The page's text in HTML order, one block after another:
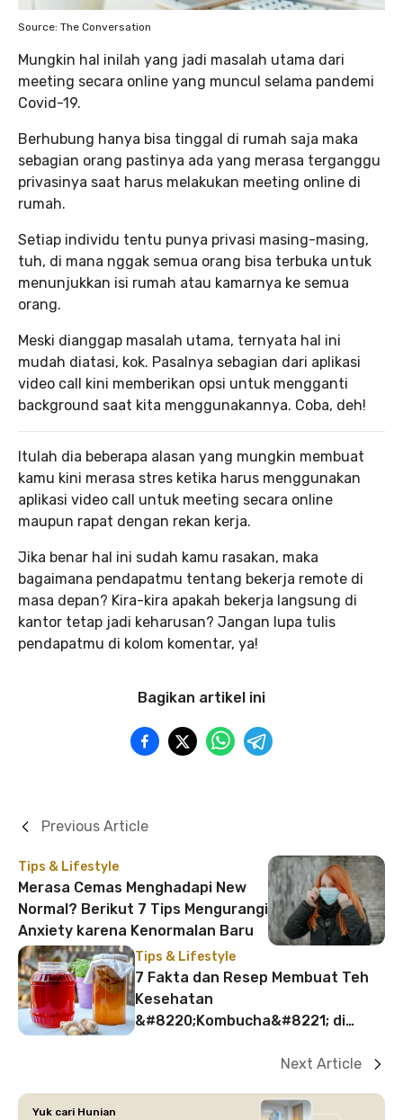
Source: The Conversation
Mungkin hal inilah yang jadi masalah utama dari
meeting secara online yang muncul selama pandemi
Covid-19.
Berhubung hanya bisa tinggal di rumah saja maka
sebagian orang pastinya ada yang merasa terganggu
privasinya saat harus melakukan meeting online di
rumah.
Setiap individu tentu punya privasi masing-masing,
tuh, di mana nggak semua orang bisa terbuka untuk
menunjukkan isi rumah atau kamarnya ke semua
orang.
Meski dianggap masalah utama, ternyata hal ini
mudah diatasi, kok. Pasalnya sebagian dari aplikasi
video call kini memberikan opsi untuk mengganti
background saat kita menggunakannya. Coba, deh!
Itulah dia beberapa alasan yang mungkin membuat
kamu kini merasa stres ketika harus menggunakan
aplikasi video call untuk meeting secara online
maupun rapat dengan rekan kerja.
Jika benar hal ini sudah kamu rasakan, maka
bagaimana pendapatmu tentang bekerja remote di
masa depan? Kira-kira apakah bekerja langsung di
kantor tetap jadi keharusan? Jangan lupa tulis
pendapatmu di kolom komentar, ya!
Bagikan artikel ini
Tips & Lifestyle
Merasa Cemas Menghadapi New
Normal? Berikut 7 Tips Mengurangi
Anxiety karena Kenormalan Baru
Previous Article
Tips & Lifestyle
7 Fakta dan Resep Membuat Teh
Kesehatan
&#8220;Kombucha&#8221; di
Next Article
Yuk cari Hunian